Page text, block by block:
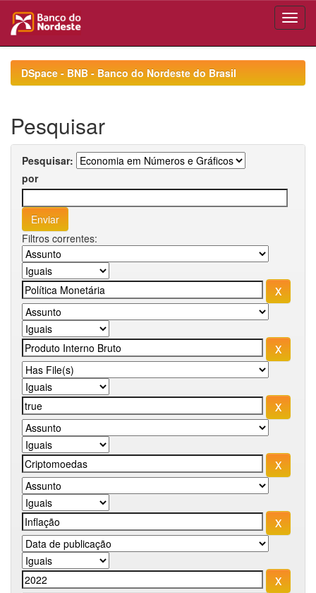
navigationDSpace - BNB - Banco do Nordeste do Brasil
Pesquisar
Pesquisar:
por
Filtros correntes: